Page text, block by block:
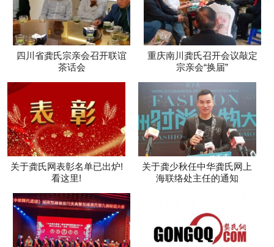
四川省龚氏宗亲会召开联谊
茶话会
重庆南川龚氏召开会议敲定
宗亲会“换届”
关于龚氏网表彰名单已出炉!
看这里!
关于龚少秋任中华龚氏网上
海联络处主任的通知